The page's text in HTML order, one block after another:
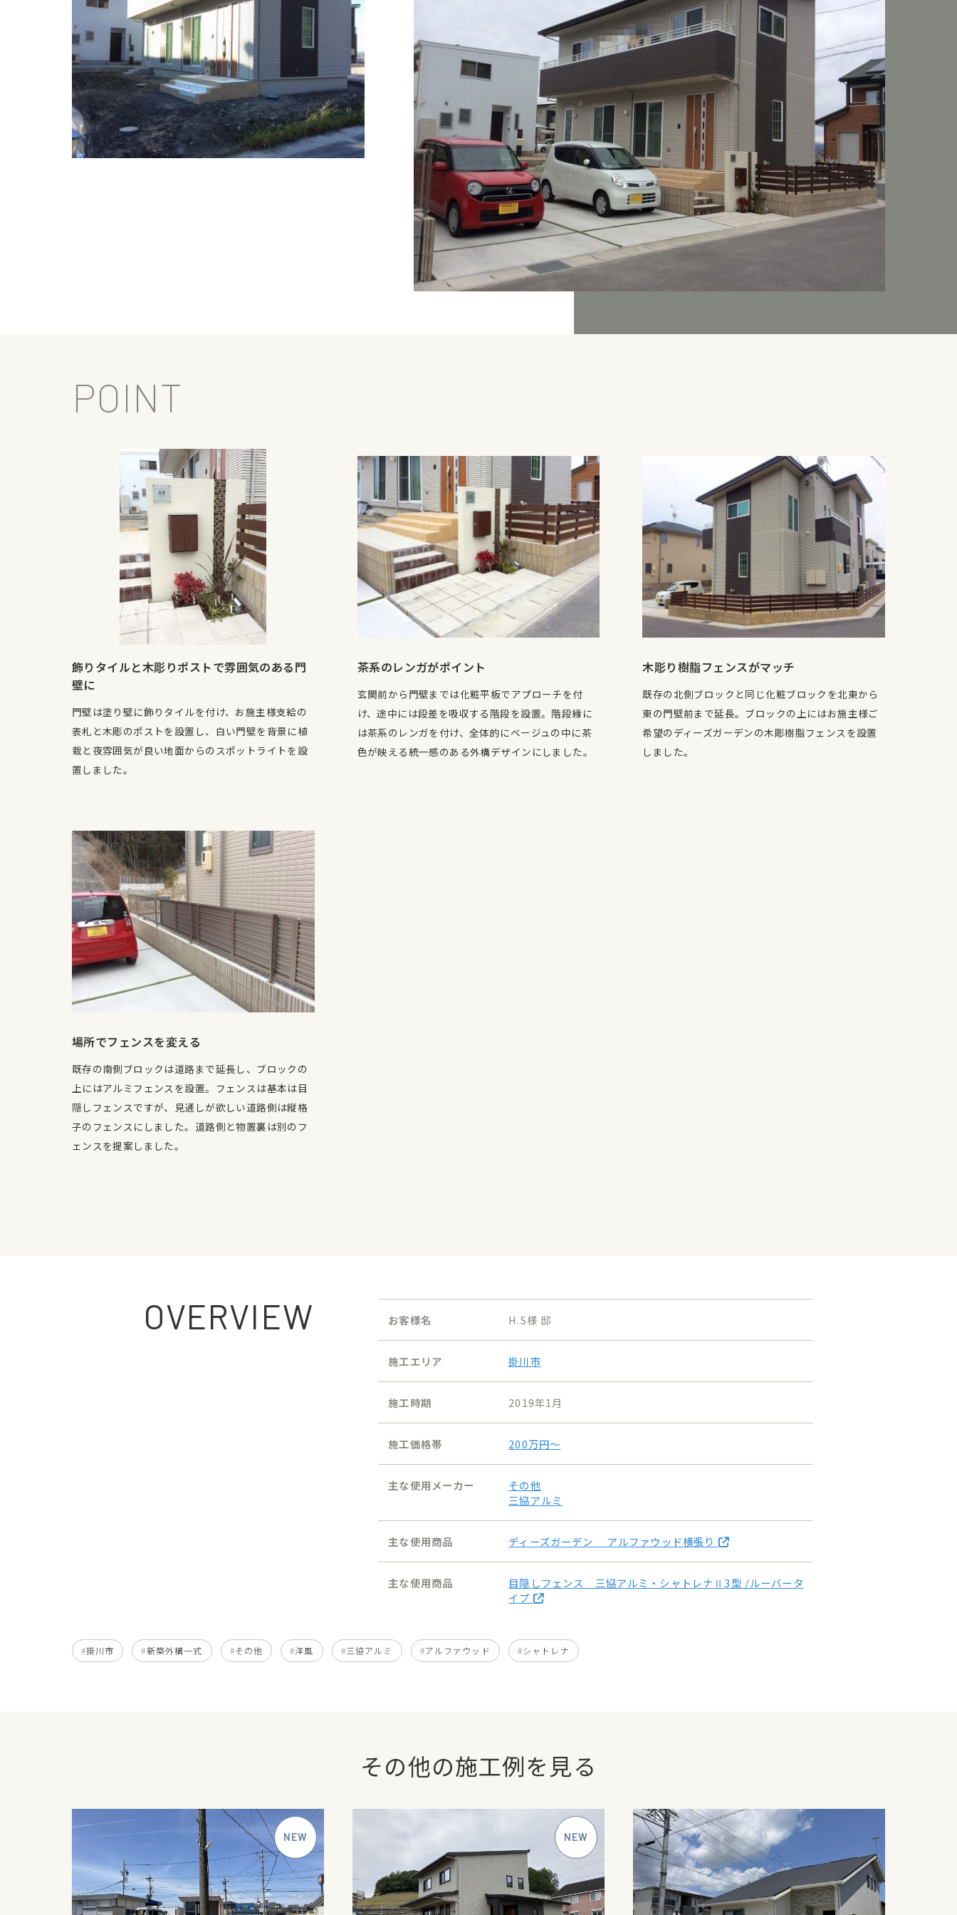
POINT
飾りタイルと木彫りポストで雰囲気のある門
壁に
門壁は塗り壁に飾りタイルを付け、お施主様支給の
表札と木彫のポストを設置し、白い門壁を背景に植
栽と夜雰囲気が良い地面からのスポットライトを設
置しました。
茶系のレンガがポイント
玄関前から門壁までは化粧平板でアプローチを付
け、途中には段差を吸収する階段を設置。階段縁に
は茶系のレンガを付け、全体的にベージュの中に茶
色が映える統一感のある外構デザインにしました。
木彫り樹脂フェンスがマッチ
既存の北側ブロックと同じ化粧ブロックを北東から
東の門壁前まで延長。ブロックの上にはお施主様ご
希望のディーズガーデンの木彫樹脂フェンスを設置
しました。
場所でフェンスを変える
既存の南側ブロックは道路まで延長し、ブロックの
上にはアルミフェンスを設置。フェンスは基本は目
隠しフェンスですが、見通しが欲しい道路側は縦格
子のフェンスにしました。道路側と物置裏は別のフ
ェンスを提案しました。
OVERVIEW お客様名 H.S様 邸
施工エリア 掛川市
施工時期 2019年1月
施工価格帯 200万円〜
主な使用メーカー
その他
三協アルミ
主な使用商品 ディーズガーデン アルファウッド横張り
主な使用商品
目隠しフェンス 三協アルミ・シャトレナⅡ3型 /ルーバータ
イプ
掛川市 新築外構一式 その他 洋風 三協アルミ アルファウッド シャトレナ
その他の施工例を見る